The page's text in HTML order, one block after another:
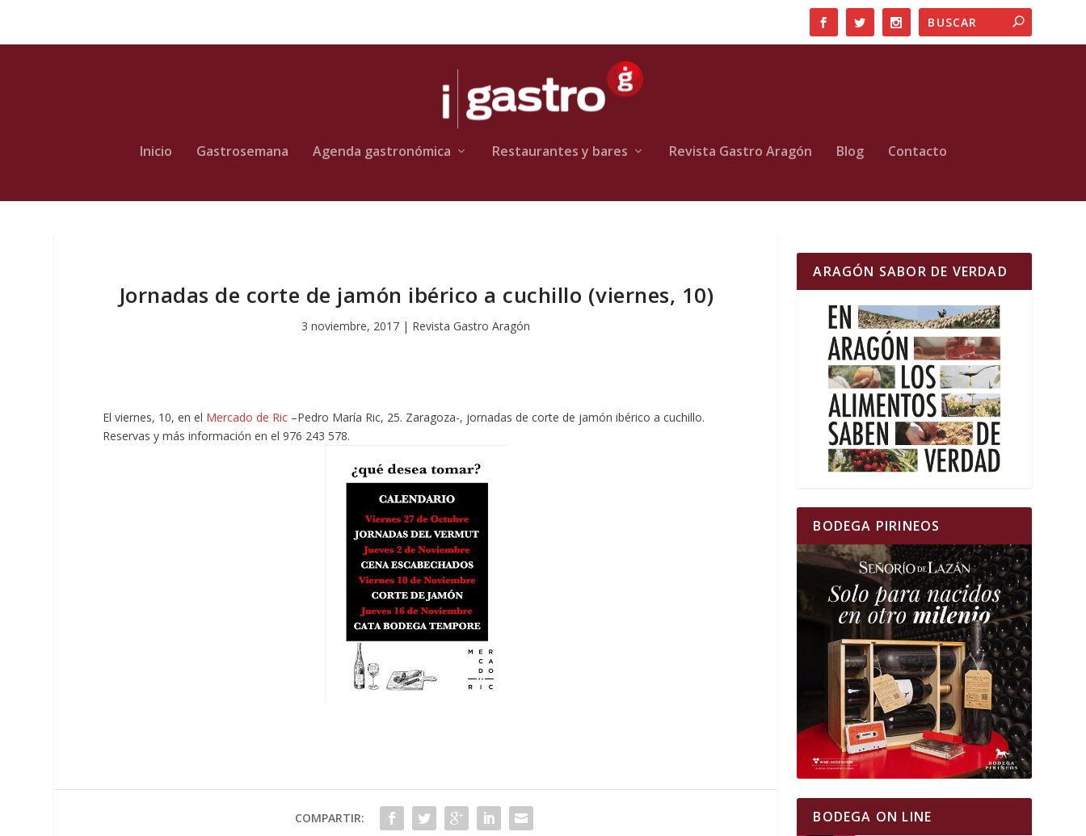
Inicio Gastrosemana Agenda gastronómica Restaurantes y bares Revista Gastro Aragón Blog Contacto
Jornadas de corte de jamón ibérico a cuchillo (viernes, 10)
3 noviembre, 2017 | Revista Gastro Aragón
El viernes, 10, en el Mercado de Ric –Pedro María Ric, 25. Zaragoza-, jornadas de corte de jamón ibérico a cuchillo.
Reservas y más información en el 976 243 578.
COMPARTIR:
ARAGÓN SABOR DE VERDAD
BODEGA PIRINEOS
BODEGA ON LINE